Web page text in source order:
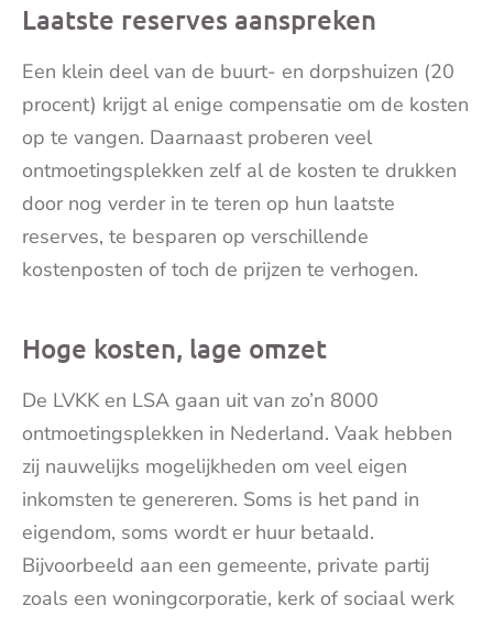
Laatste reserves aanspreken
Een klein deel van de buurt- en dorpshuizen (20
procent) krijgt al enige compensatie om de kosten
op te vangen. Daarnaast proberen veel
ontmoetingsplekken zelf al de kosten te drukken
door nog verder in te teren op hun laatste
reserves, te besparen op verschillende
kostenposten of toch de prijzen te verhogen.
Hoge kosten, lage omzet
De LVKK en LSA gaan uit van zo’n 8000
ontmoetingsplekken in Nederland. Vaak hebben
zij nauwelijks mogelijkheden om veel eigen
inkomsten te genereren. Soms is het pand in
eigendom, soms wordt er huur betaald.
Bijvoorbeeld aan een gemeente, private partij
zoals een woningcorporatie, kerk of sociaal werk